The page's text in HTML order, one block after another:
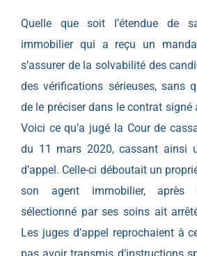
Quelle que soit l’étendue de
immobilier qui a reçu un
s’assurer de la solvabilité des
des vérifications sérieuses, sans
de le préciser dans le contrat signé
Voici ce qu’a jugé la Cour de
du 11 mars 2020, cassant ainsi
d’appel. Celle-ci déboutait un
son agent immobilier, après
sélectionné par ses soins ait
Les juges d’appel reprochaient à